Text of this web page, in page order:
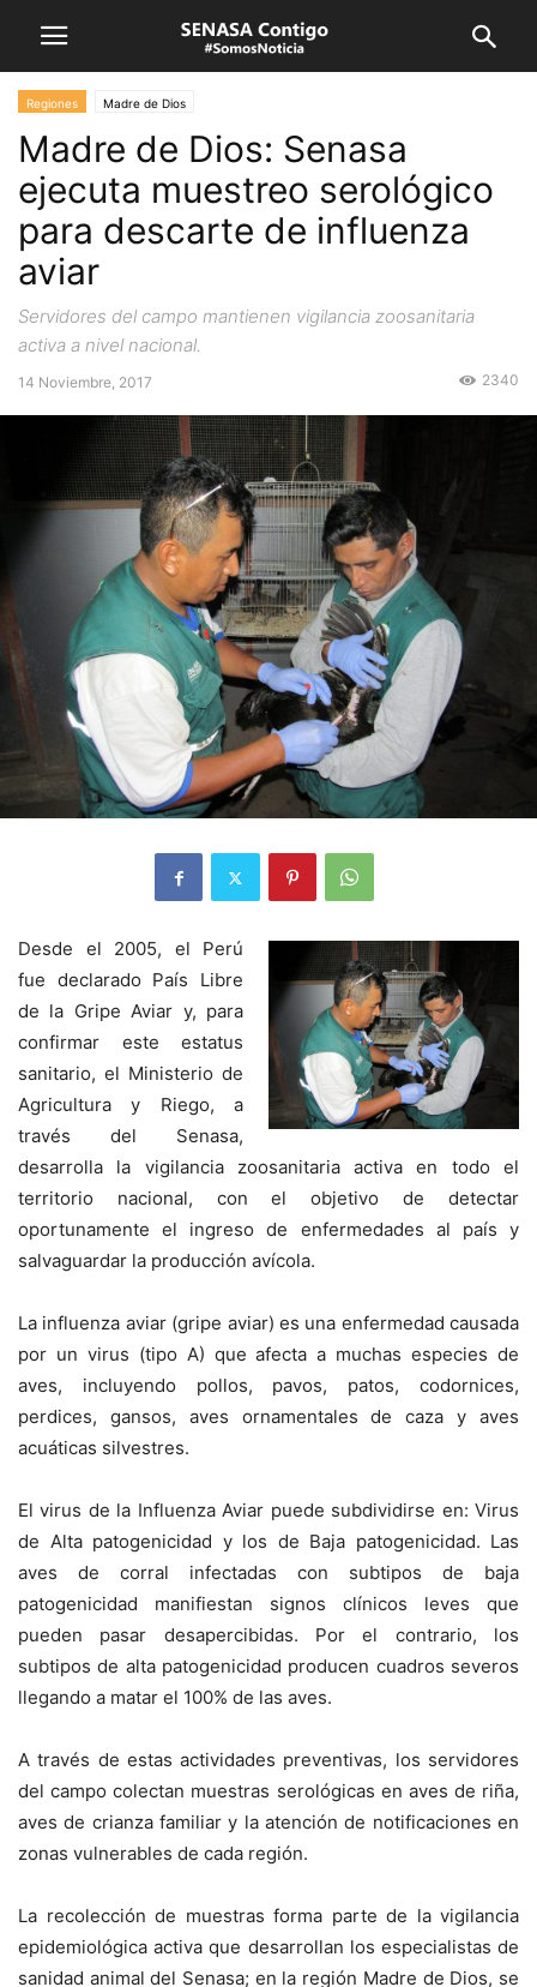
Regiones Madre de Dios
Madre de Dios: Senasa
ejecuta muestreo serológico
para descarte de influenza
aviar
Servidores del campo mantienen vigilancia zoosanitaria
activa a nivel nacional.
14 Noviembre, 2017 2340
Desde el 2005, el Perú
fue declarado País Libre
de la Gripe Aviar y, para
confirmar este estatus
sanitario, el Ministerio de
Agricultura y Riego, a
través del Senasa,
desarrolla la vigilancia zoosanitaria activa en todo el
territorio nacional, con el objetivo de detectar
oportunamente el ingreso de enfermedades al país y
salvaguardar la producción avícola.
La influenza aviar (gripe aviar) es una enfermedad causada
por un virus (tipo A) que afecta a muchas especies de
aves, incluyendo pollos, pavos, patos, codornices,
perdices, gansos, aves ornamentales de caza y aves
acuáticas silvestres.
El virus de la Influenza Aviar puede subdividirse en: Virus
de Alta patogenicidad y los de Baja patogenicidad. Las
aves de corral infectadas con subtipos de baja
patogenicidad manifiestan signos clínicos leves que
pueden pasar desapercibidas. Por el contrario, los
subtipos de alta patogenicidad producen cuadros severos
llegando a matar el 100% de las aves.
A través de estas actividades preventivas, los servidores
del campo colectan muestras serológicas en aves de riña,
aves de crianza familiar y la atención de notificaciones en
zonas vulnerables de cada región.
La recolección de muestras forma parte de la vigilancia
epidemiológica activa que desarrollan los especialistas de
sanidad animal del Senasa; en la región Madre de Dios, se